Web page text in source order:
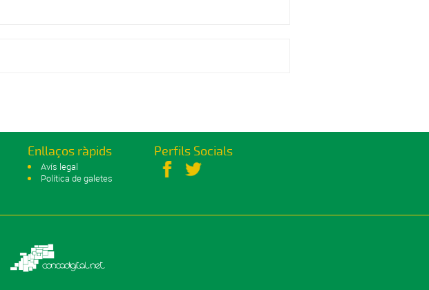
Enllaços ràpids
Avís legal
Política de galetes
Perfils Socials